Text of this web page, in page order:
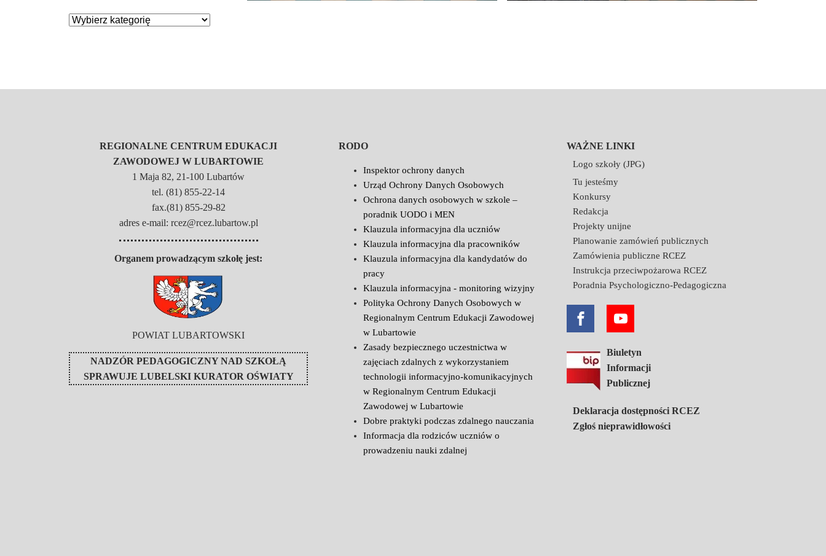
REGIONALNE CENTRUM EDUKACJI
ZAWODOWEJ W LUBARTOWIE
1 Maja 82, 21-100 Lubartów
tel. (81) 855-22-14
fax.(81) 855-29-82
adres e-mail: rcez@rcez.lubartow.pl
Organem prowadzącym szkołę jest:
POWIAT LUBARTOWSKI
NADZÓR PEDAGOGICZNY NAD SZKOŁĄ
SPRAWUJE LUBELSKI KURATOR OŚWIATY
RODO
Inspektor ochrony danych
Urząd Ochrony Danych Osobowych
Ochrona danych osobowych w szkole –
poradnik UODO i MEN
Klauzula informacyjna dla uczniów
Klauzula informacyjna dla pracowników
Klauzula informacyjna dla kandydatów do
pracy
Klauzula informacyjna - monitoring wizyjny
Polityka Ochrony Danych Osobowych w
Regionalnym Centrum Edukacji Zawodowej
w Lubartowie
Zasady bezpiecznego uczestnictwa w
zajęciach zdalnych z wykorzystaniem
technologii informacyjno-komunikacyjnych
w Regionalnym Centrum Edukacji
Zawodowej w Lubartowie
Dobre praktyki podczas zdalnego nauczania
Informacja dla rodziców uczniów o
prowadzeniu nauki zdalnej
WAŻNE LINKI
Logo szkoły (JPG)
Tu jesteśmy
Konkursy
Redakcja
Projekty unijne
Planowanie zamówień publicznych
Zamówienia publiczne RCEZ
Instrukcja przeciwpożarowa RCEZ
Poradnia Psychologiczno-Pedagogiczna
Biuletyn
Informacji
Publicznej
Deklaracja dostępności RCEZ
Zgłoś nieprawidłowości